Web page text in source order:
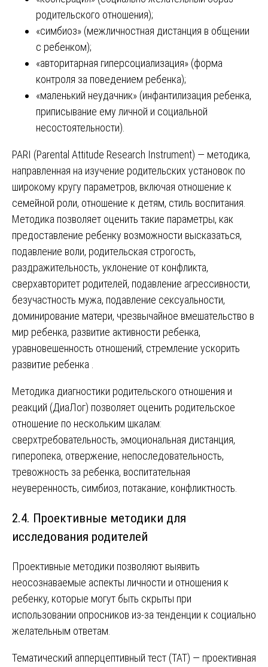
родительского отношения);
«симбиоз» (межличностная дистанция в общении
с ребенком);
«авторитарная гиперсоциализация» (форма
контроля за поведением ребенка);
«маленький неудачник» (инфантилизация ребенка,
приписывание ему личной и социальной
несостоятельности).
PARI (Parental Attitude Research Instrument) — методика,
направленная на изучение родительских установок по
широкому кругу параметров, включая отношение к
семейной роли, отношение к детям, стиль воспитания.
Методика позволяет оценить такие параметры, как
предоставление ребенку возможности высказаться,
подавление воли, родительская строгость,
раздражительность, уклонение от конфликта,
сверхавторитет родителей, подавление агрессивности,
безучастность мужа, подавление сексуальности,
доминирование матери, чрезвычайное вмешательство в
мир ребенка, развитие активности ребенка,
уравновешенность отношений, стремление ускорить
развитие ребенка .
Методика диагностики родительского отношения и
реакций (ДиаЛог) позволяет оценить родительское
отношение по нескольким шкалам:
сверхтребовательность, эмоциональная дистанция,
гиперопека, отвержение, непоследовательность,
тревожность за ребенка, воспитательная
неуверенность, симбиоз, потакание, конфликтность.
2.4. Проективные методики для
исследования родителей
Проективные методики позволяют выявить
неосознаваемые аспекты личности и отношения к
ребенку, которые могут быть скрыты при
использовании опросников из-за тенденции к социально
желательным ответам.
Тематический апперцептивный тест (ТАТ) — проективная